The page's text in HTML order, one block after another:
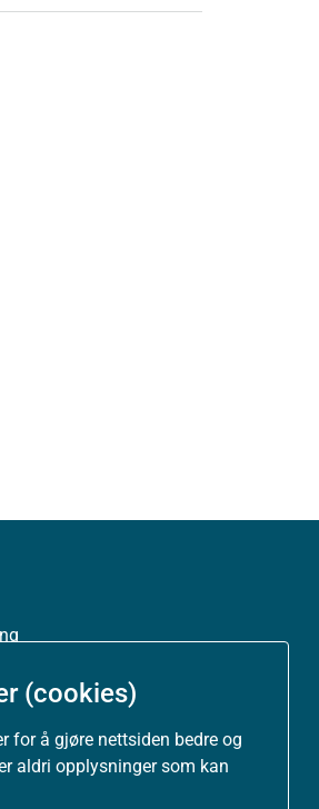
(cookies)
for å gjøre nettsiden bedre og
aldri opplysninger som kan
(uustatus.no)
informasjonskapsler